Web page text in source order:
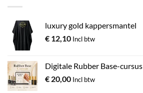
optie
gekozen
worden
op
productpagina
luxury gold kappersmantel
€ 12,10 Incl btw
Digitale Rubber Base-cursus
€ 20,00 Incl btw